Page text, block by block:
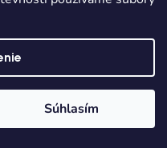
Súhlasím